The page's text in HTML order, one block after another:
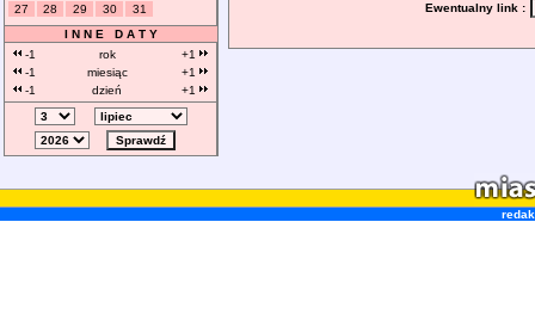
27
28 29 30
31
I N N E D A T Y
-1
rok
+1
-1
miesiąc
+1
-1
dzień +1
Ewentualny link :